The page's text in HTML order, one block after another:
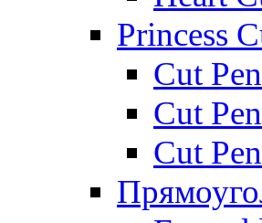
Princess
Cut
Cut
Cut